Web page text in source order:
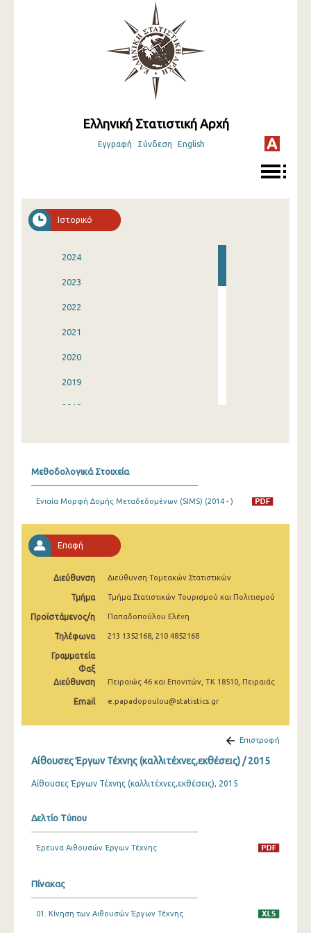
Ελληνική Στατιστική Αρχή
Εγγραφή Σύνδεση English
Ιστορικό
2024
2023
2022
2021
2020
2019
2018
2014
2012
2011
2009
2008
2007
2006
2004
2003
2001
Μεθοδολογικά Στοιχεία
Ενιαία Μορφή Δομής Μεταδεδομένων (SIMS) (2014 - )
Επαφή
Διεύθυνση Διεύθυνση Τομεακών Στατιστικών
Τμήμα Τμήμα Στατιστικών Τουρισμού και Πολιτισμού
Προϊστάμενος/η Παπαδοπούλου Ελένη
Τηλέφωνα 213 1352168, 210 4852168
Γραμματεία
Φαξ
Διεύθυνση
Πειραιώς 46 και Επονιτών, ΤΚ 18510, Πειραιάς
Email e.papadopoulou@statistics.gr
Επιστροφή
Αίθουσες Έργων Τέχνης (καλλιτέχνες,εκθέσεις) / 2015
Αίθουσες Έργων Τέχνης (καλλιτέχνες,εκθέσεις), 2015
Δελτίο Τύπου
Έρευνα Αιθουσών Έργων Τέχνης
Πίνακας
01. Κίνηση των Αιθουσών Έργων Τέχνης